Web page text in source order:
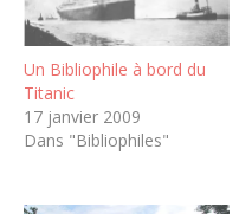
Un Bibliophile à bord du
Titanic
17 janvier 2009
Dans "Bibliophiles"